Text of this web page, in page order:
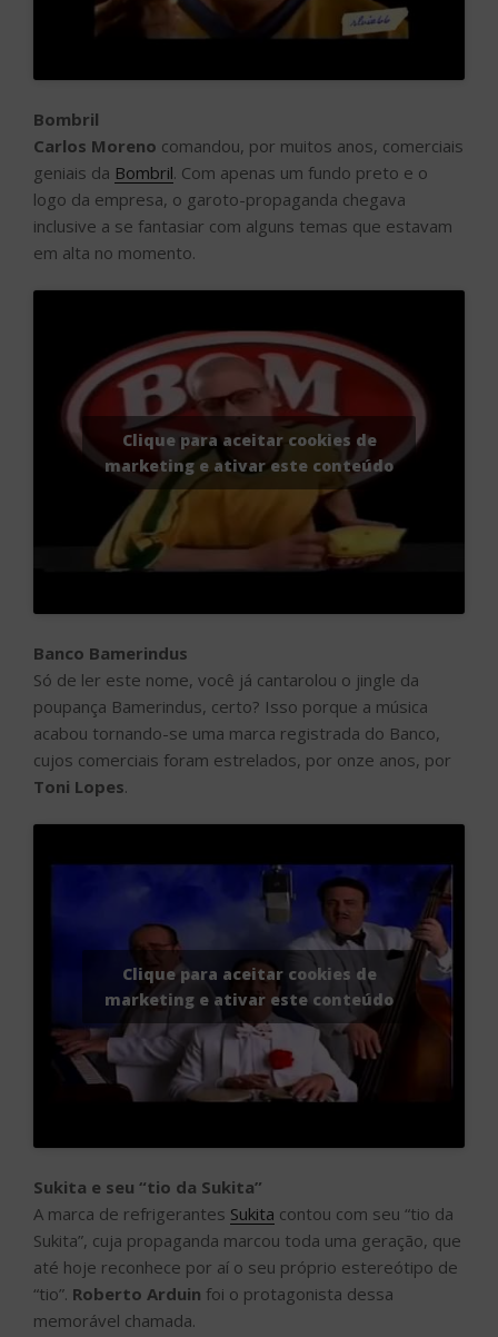
Bombril
Carlos Moreno comandou, por muitos anos, comerciais
geniais da Bombril. Com apenas um fundo preto e o
logo da empresa, o garoto-propaganda chegava
inclusive a se fantasiar com alguns temas que estavam
em alta no momento.
Clique para aceitar cookies de
marketing e ativar este conteúdo
Banco Bamerindus
Só de ler este nome, você já cantarolou o jingle da
poupança Bamerindus, certo? Isso porque a música
acabou tornando-se uma marca registrada do Banco,
cujos comerciais foram estrelados, por onze anos, por
Toni Lopes.
Clique para aceitar cookies de
marketing e ativar este conteúdo
Sukita e seu “tio da Sukita”
A marca de refrigerantes Sukita contou com seu “tio da
Sukita”, cuja propaganda marcou toda uma geração, que
até hoje reconhece por aí o seu próprio estereótipo de
“tio”. Roberto Arduin foi o protagonista dessa
memorável chamada.